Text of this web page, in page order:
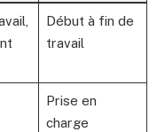
Début à fin de
travail
Prise en
charge